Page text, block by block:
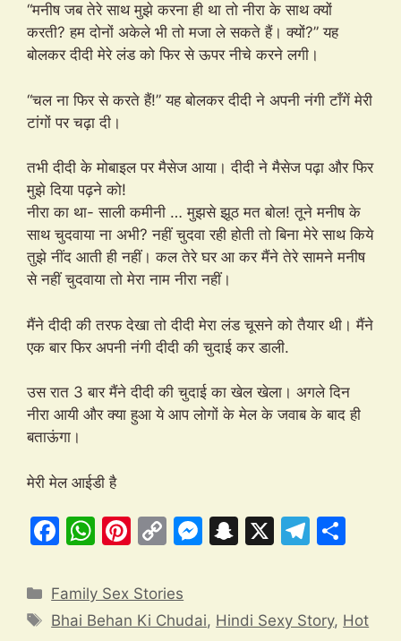
“मनीष जब तेरे साथ मुझे करना ही था तो नीरा के साथ क्यों
करती? हम दोनों अकेले भी तो मजा ले सकते हैं। क्यों?” यह
बोलकर दीदी मेरे लंड को फिर से ऊपर नीचे करने लगी।
“चल ना फिर से करते हैं!” यह बोलकर दीदी ने अपनी नंगी टाँगें मेरी
टांगों पर चढ़ा दी।
तभी दीदी के मोबाइल पर मैसेज आया। दीदी ने मैसेज पढ़ा और फिर
मुझे दिया पढ़ने को!
नीरा का था- साली कमीनी … मुझसे झूठ मत बोल! तूने मनीष के
साथ चुदवाया ना अभी? नहीं चुदवा रही होती तो बिना मेरे साथ किये
तुझे नींद आती ही नहीं। कल तेरे घर आ कर मैंने तेरे सामने मनीष
से नहीं चुदवाया तो मेरा नाम नीरा नहीं।
मैंने दीदी की तरफ देखा तो दीदी मेरा लंड चूसने को तैयार थी। मैंने
एक बार फिर अपनी नंगी दीदी की चुदाई कर डाली.
उस रात 3 बार मैंने दीदी की चुदाई का खेल खेला। अगले दिन
नीरा आयी और क्या हुआ ये आप लोगों के मेल के जवाब के बाद ही
बताऊंगा।
मेरी मेल आईडी है
F
c
e
W
at
s
Pi
er
e
C
p
y
M
s
S
p
X
T
gr e
Categories
Family Sex Stories
Tags
Bhai Behan Ki Chudai, Hindi Sexy Story, Hot